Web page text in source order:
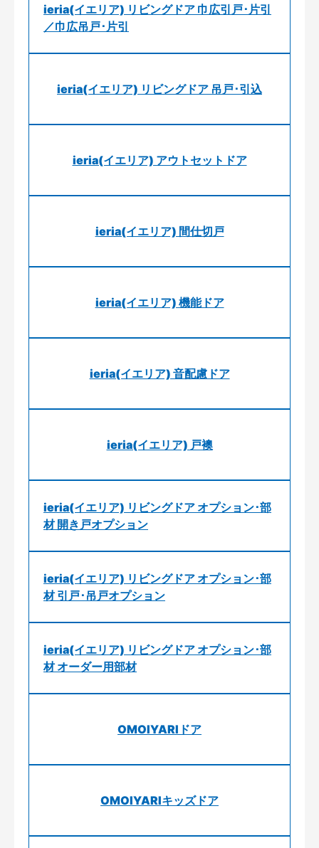
ieria(イエリア) リビングドア 巾広引戸･片引
／巾広吊戸･片引
ieria(イエリア) リビングドア 吊戸･引込
ieria(イエリア) アウトセットドア
ieria(イエリア) 間仕切戸
ieria(イエリア) 機能ドア
ieria(イエリア) 音配慮ドア
ieria(イエリア) 戸襖
ieria(イエリア) リビングドア オプション･部
材 開き戸オプション
ieria(イエリア) リビングドア オプション･部
材 引戸･吊戸オプション
ieria(イエリア) リビングドア オプション･部
材 オーダー用部材
OMOIYARIドア
OMOIYARIキッズドア